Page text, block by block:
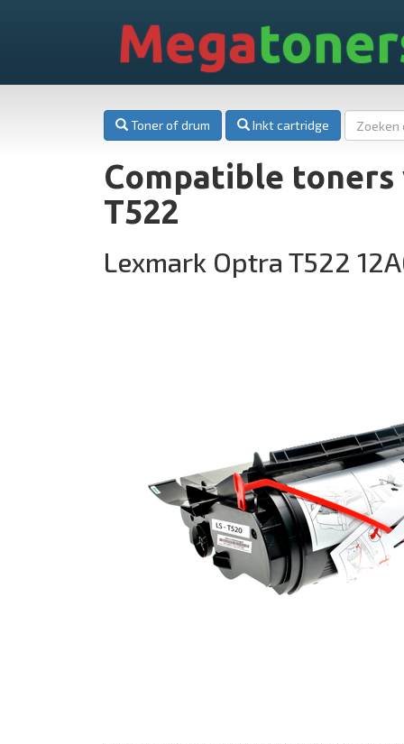
Mega
Toner of drum Inkt cartridge
Compatible
T522
Lexmark Optra T522